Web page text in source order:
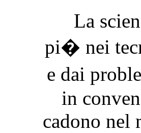
La
pi� nei
e dai
in
cadono nel